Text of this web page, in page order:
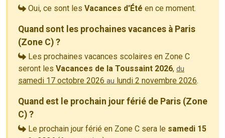
Oui, ce sont les Vacances d'Été en ce moment.
Quand sont les prochaines vacances à Paris
(Zone C) ?
Les prochaines vacances scolaires en Zone C
seront les Vacances de la Toussaint 2026, du
samedi 17 octobre 2026 au lundi 2 novembre 2026.
Quand est le prochain jour férié de Paris (Zone
C) ?
Le prochain jour férié en Zone C sera le samedi 15